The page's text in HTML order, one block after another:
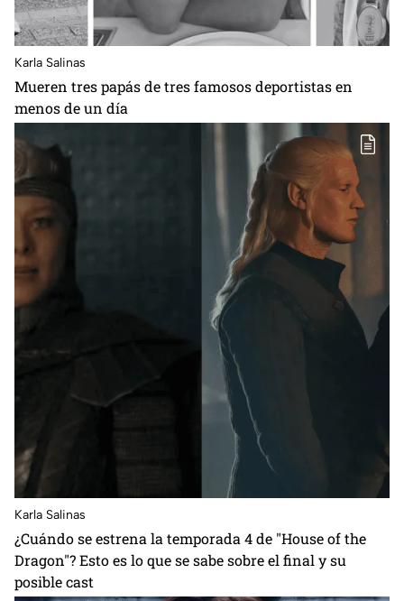
Karla Salinas
Mueren tres papás de tres famosos deportistas en
menos de un día
Karla Salinas
¿Cuándo se estrena la temporada 4 de "House of the
Dragon"? Esto es lo que se sabe sobre el final y su
posible cast